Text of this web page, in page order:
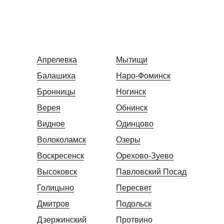
Апрелевка
Балашиха
Бронницы
Верея
Видное
Волоколамск
Воскресенск
Высоковск
Голицыно
Дмитров
Дзержинский
Мытищи
Наро-Фоминск
Ногинск
Обнинск
Одинцово
Озеры
Орехово-Зуево
Павловский Посад
Пересвет
Подольск
Протвино
Дезинсекция
Уничтожение тараканов
Уничтожение клопов
Уничтожение клещей
Уничтожение блох
Уничтожение короеда
Уничтожение моли
Уничтожение мух
Уничтожение ос
Уничтожение шершней
Уничтожение чешуйниц
Уничтожение вшей
Уничтожение комаров
Акарицидная обработка